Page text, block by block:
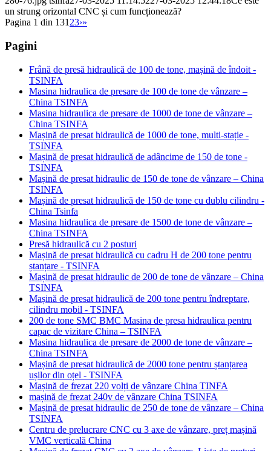
un strung orizontal CNC și cum funcționează?
Pagina 1 din 131 23›»
Pagini
Frână de presă hidraulică de 100 de tone, mașină de îndoit -
TSINFA
Masina hidraulica de presare de 100 de tone de vânzare –
China TSINFA
Masina hidraulica de presare de 1000 de tone de vânzare –
China TSINFA
Mașină de presat hidraulică de 1000 de tone, multi-stație -
TSINFA
Mașină de presat hidraulică de adâncime de 150 de tone -
TSINFA
Mașină de presat hidraulic de 150 de tone de vânzare – China
TSINFA
Mașină de presat hidraulică de 150 de tone cu dublu cilindru -
China Tsinfa
Masina hidraulica de presare de 1500 de tone de vânzare –
China TSINFA
Presă hidraulică cu 2 posturi
Mașină de presat hidraulică cu cadru H de 200 tone pentru
ștanțare - TSINFA
Mașină de presat hidraulic de 200 de tone de vânzare – China
TSINFA
Mașină de presat hidraulică de 200 tone pentru îndreptare,
cilindru mobil - TSINFA
200 de tone SMC BMC Masina de presa hidraulica pentru
capac de vizitare China – TSINFA
Masina hidraulica de presare de 2000 de tone de vânzare –
China TSINFA
Mașină de presat hidraulică de 2000 tone pentru ștanțarea
ușilor din oțel - TSINFA
Mașină de frezat 220 volți de vânzare China TINFA
mașină de frezat 240v de vânzare China TSINFA
Mașină de presat hidraulic de 250 de tone de vânzare – China
TSINFA
Centru de prelucrare CNC cu 3 axe de vânzare, preț mașină
VMC verticală China